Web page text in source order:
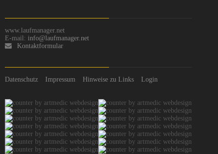
www.laufmanager.net
E-mail: info@laufmanager.net
Kontaktformular
Datenschutz Impressum Hinweise zu Links Login